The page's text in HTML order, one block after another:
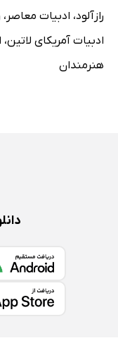
رازآلود، ادبیات معاصر ،
ادبیات آمریکای لاتین،
هنرمندان